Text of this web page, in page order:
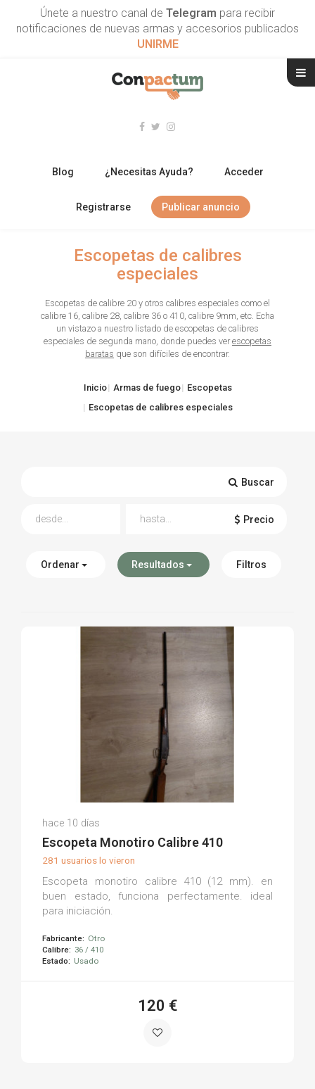
Únete a nuestro canal de Telegram para recibir
notificaciones de nuevas armas y accesorios publicados
UNIRME
Blog ¿Necesitas Ayuda? Acceder
Registrarse Publicar anuncio
ARMAS CORTAS
TIRO Y COMPETICIÓN
Escopetas de calibres
especiales
Escopetas de calibre 20 y otros calibres especiales como el
calibre 16, calibre 28, calibre 36 o 410, calibre 9mm, etc. Echa
un vistazo a nuestro listado de escopetas de calibres
especiales de segunda mano, donde puedes verescopetas
baratas que son difíciles de encontrar.
Inicio Armas de fuego
Escopetas
Escopetas de calibres especiales
Buscar
Precio
Ordenar Resultados Filtros
Miguel C.
(0)
hace 10 días
Escopeta Monotiro Calibre 410
281 usuarios lo vieron
Escopeta monotiro calibre 410 (12 mm). en
buen estado, funciona perfectamente. ideal
para iniciación.
Fabricante: Otro
Calibre: 36 / 410
Estado: Usado
120 €